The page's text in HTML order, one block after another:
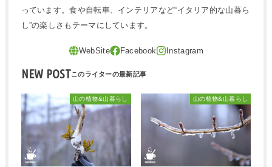
っています。食や自転車、インテリアなど“イタリア的な山暮ら
し”の楽しさもテーマにしています。
NEW POST
山の植物&山暮らし 山の植物&山暮らし